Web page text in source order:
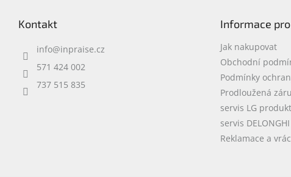
Kontakt
info@inpraise.cz
571 424 002
737 515 835
Informace
Jak nakupovat
Obchodní
Podmínky
Prodloužená
servis LG
servis DELONGHI
Reklamace a